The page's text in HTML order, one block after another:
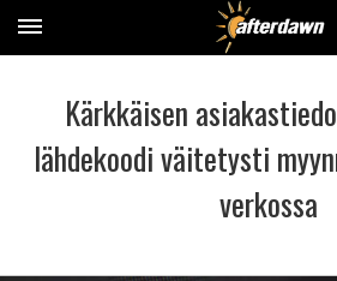
Kärkkäisen
lähdekoodi väitetysti
verkossa